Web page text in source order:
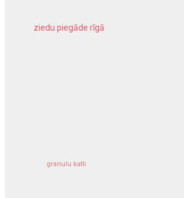
ziedu piegāde rīgā
granulu katli